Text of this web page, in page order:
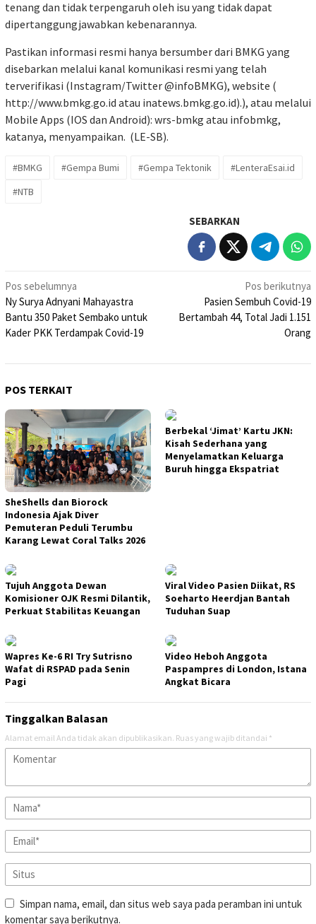
tenang dan tidak terpengaruh oleh isu yang tidak dapat
dipertanggungjawabkan kebenarannya.
Pastikan informasi resmi hanya bersumber dari BMKG yang
disebarkan melalui kanal komunikasi resmi yang telah
terverifikasi (Instagram/Twitter @infoBMKG), website (
http://www.bmkg.go.id atau inatews.bmkg.go.id).), atau melalui
Mobile Apps (IOS dan Android): wrs-bmkg atau infobmkg,
katanya, menyampaikan. (LE-SB).
#BMKG #Gempa Bumi #Gempa Tektonik
#LenteraEsai.id
#NTB
SEBARKAN
Navigasi
pos
Pos sebelumnya
Ny Surya Adnyani Mahayastra
Bantu 350 Paket Sembako untuk
Kader PKK Terdampak Covid-19
Pos berikutnya
Pasien Sembuh Covid-19
Bertambah 44, Total Jadi 1.151
Orang
POS TERKAIT
SheShells dan Biorock
Indonesia Ajak Diver
Pemuteran Peduli Terumbu
Karang Lewat Coral Talks 2026
Berbekal ‘Jimat’ Kartu JKN:
Kisah Sederhana yang
Menyelamatkan Keluarga
Buruh hingga Ekspatriat
Tujuh Anggota Dewan
Komisioner OJK Resmi Dilantik,
Perkuat Stabilitas Keuangan
Viral Video Pasien Diikat, RS
Soeharto Heerdjan Bantah
Tuduhan Suap
Wapres Ke-6 RI Try Sutrisno
Wafat di RSPAD pada Senin
Pagi
Video Heboh Anggota
Paspampres di London, Istana
Angkat Bicara
Tinggalkan Balasan
Alamat email Anda tidak akan dipublikasikan. Ruas yang wajib ditandai *
Simpan nama, email, dan situs web saya pada peramban ini untuk
komentar saya berikutnya.